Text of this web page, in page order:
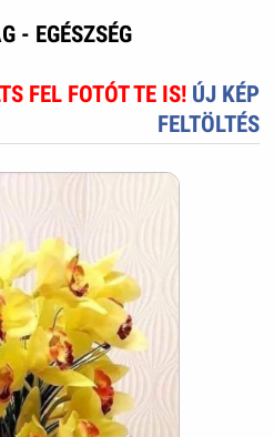
- EGÉSZSÉG
FEL FOTÓT TE IS! ÚJ KÉP
FELTÖLTÉS